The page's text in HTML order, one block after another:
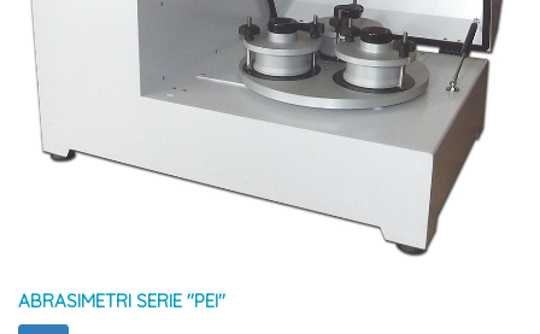
ABRASIMETRI SERIE ''PEI''